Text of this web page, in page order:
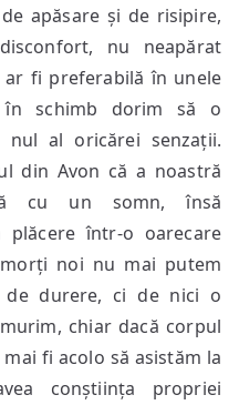
apăsare și de risipire,
nu neapărat
fi preferabilă în unele
în schimb dorim să o
al oricărei senzații.
din Avon că a noastră
cu un somn, însă
plăcere într-o oarecare
noi nu mai putem
durere, ci de nici o
chiar dacă corpul
fi acolo să asistăm la
conștiința propriei